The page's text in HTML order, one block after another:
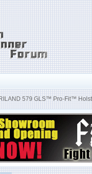
579 GLS™ Pro-Fit™